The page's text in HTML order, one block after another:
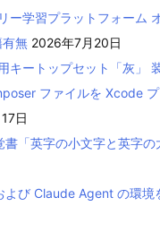
ー学習プラットフォーム
無 2026年7月20日
キートップセット「灰」
ファイルを Xcode
日
「英字の小文字と英字の
び Claude Agent の環境